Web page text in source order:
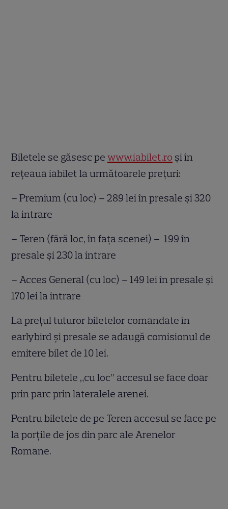
Biletele se găsesc pewww.iabilet.ro și în
rețeaua iabilet la următoarele prețuri:
– Premium (cu loc) – 289 lei în presale și 320
la intrare
– Teren (fără loc, în fața scenei) – 199 în
presale și 230 la intrare
– Acces General (cu loc) – 149 lei în presale și
170 lei la intrare
La prețul tuturor biletelor comandate în
earlybird și presale se adaugă comisionul de
emitere bilet de 10 lei.
Pentru biletele „cu loc” accesul se face doar
prin parc prin lateralele arenei.
Pentru biletele de pe Teren accesul se face pe
la porțile de jos din parc ale Arenelor
Romane.